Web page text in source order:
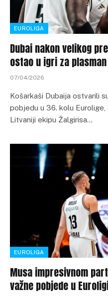
EUROLIGA
Dubai nakon velikog
ostao u igri za
07/04/2026
Košarkaši Dubaija ostvarili
pobjedu u 36. kolu
Litvaniji ekipu Žalgirisa…
EUROLIGA
Musa impresivnom
važne pobjede u